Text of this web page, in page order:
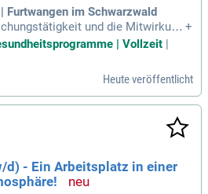
Furtwangen im Schwarzwald
und die Mitwirkung
Forschungsschw
wünschenswert sind nachge
+
| Vollzeit |
Heute veröffentlicht
d) - Ein Arbeitsplatz in einer